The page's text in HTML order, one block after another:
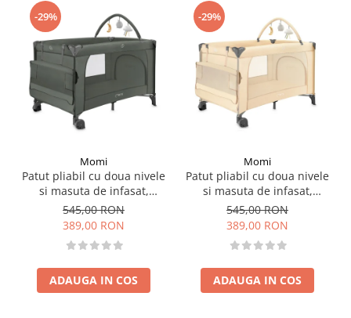
Fabricat din resurse naturale abundente.
Complet ne-toxic și fără miros; nu conține BPA, latex, plumb sau
ftalați.
Reciclabil.
Prin ardere la temperaturi foarte mari se descompune in
substanțele din care a fost alcătuit.
-29%
Momi
Patut pliabil cu doua nivele
si masuta de infasat,
60x120 cm, Momi, Belove
Plus - Green
545,00 RON
389,00 RON
ADAUGA IN COS
-29%
Momi
Patut pliabil cu doua nivele
si masuta de infasat,
60x120 cm, Momi, Belove
Plus -Beige
545,00 RON
389,00 RON
ADAUGA IN COS